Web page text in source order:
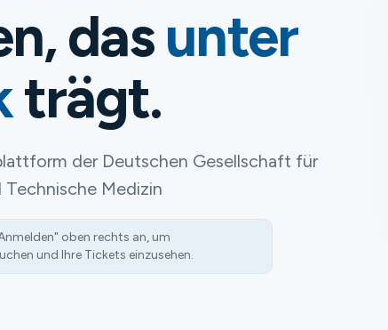
dasunter
trägt.
der Deutschen Gesellschaft für
Medizin
oben rechts an, um
und Ihre Tickets einzusehen.